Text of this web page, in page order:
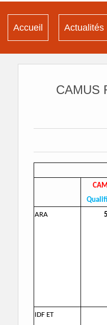
Accueil Actualités
CAMUS
ARA
IDF ET